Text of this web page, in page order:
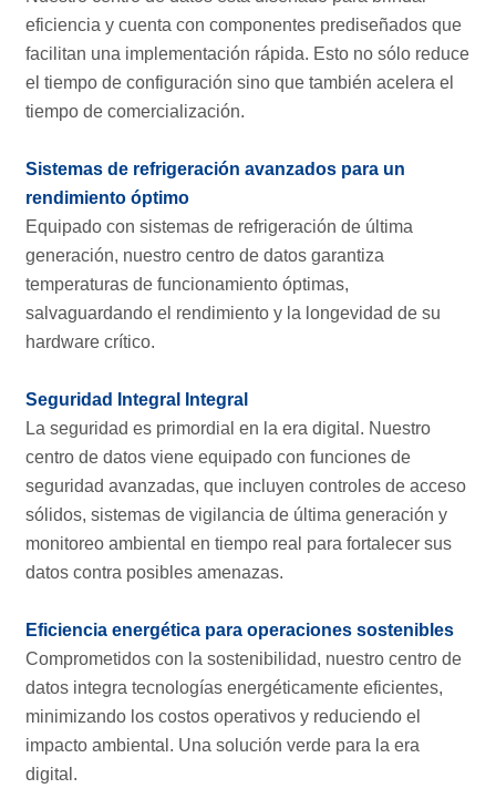
eficiencia y cuenta con componentes prediseñados que
facilitan una implementación rápida. Esto no sólo reduce
el tiempo de configuración sino que también acelera el
tiempo de comercialización.
Sistemas de refrigeración avanzados para un
rendimiento óptimo
Equipado con sistemas de refrigeración de última
generación, nuestro centro de datos garantiza
temperaturas de funcionamiento óptimas,
salvaguardando el rendimiento y la longevidad de su
hardware crítico.
Seguridad Integral Integral
La seguridad es primordial en la era digital. Nuestro
centro de datos viene equipado con funciones de
seguridad avanzadas, que incluyen controles de acceso
sólidos, sistemas de vigilancia de última generación y
monitoreo ambiental en tiempo real para fortalecer sus
datos contra posibles amenazas.
Eficiencia energética para operaciones sostenibles
Comprometidos con la sostenibilidad, nuestro centro de
datos integra tecnologías energéticamente eficientes,
minimizando los costos operativos y reduciendo el
impacto ambiental. Una solución verde para la era
digital.